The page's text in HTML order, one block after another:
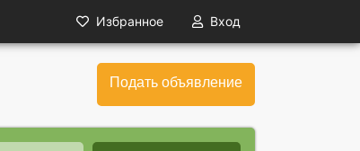
Избранное Вход
Подать объявление